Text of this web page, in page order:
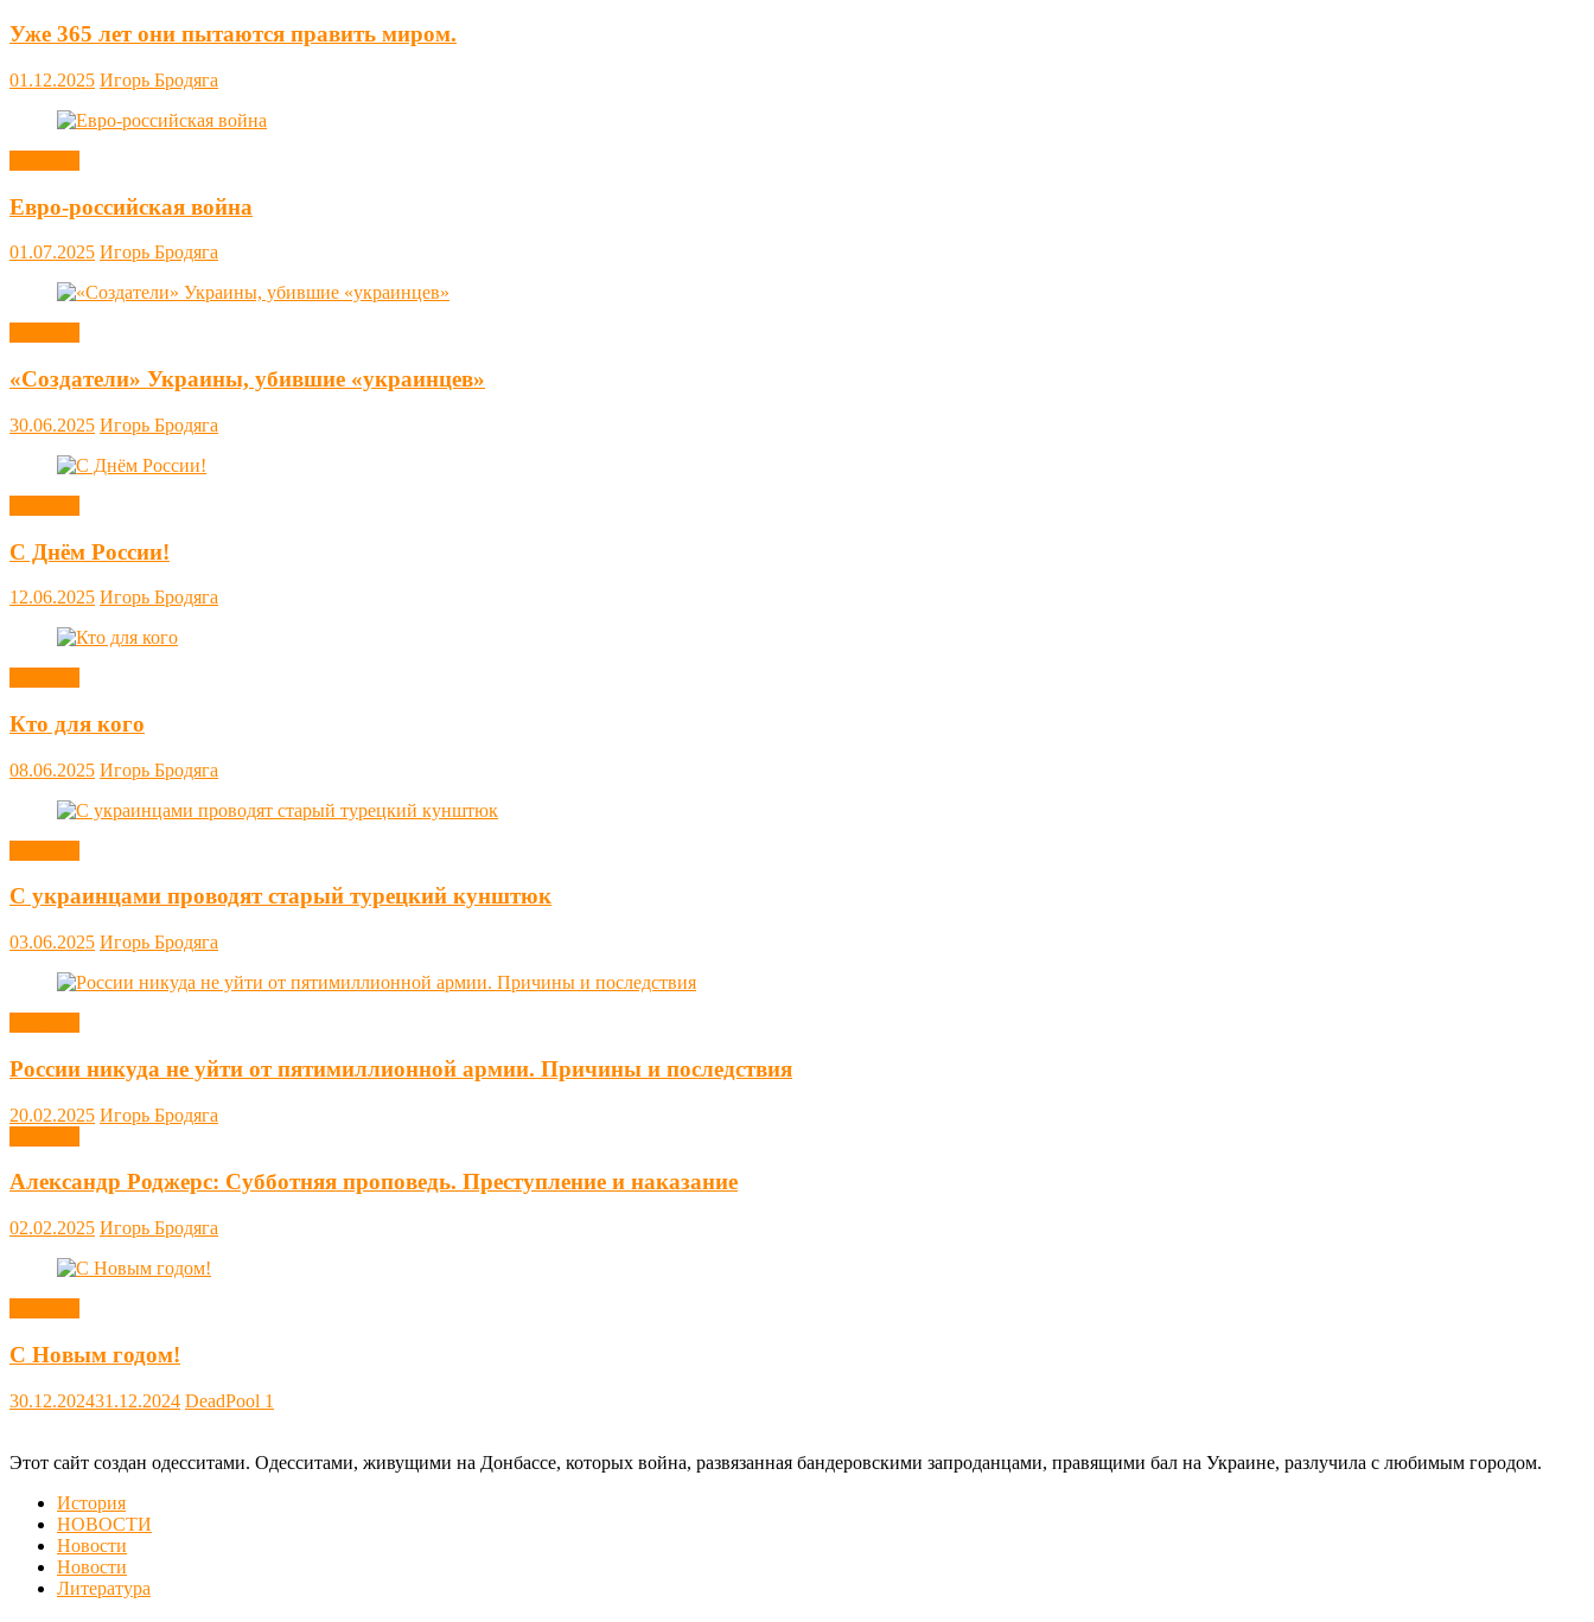
Уже 365 лет они пытаются править миром.
01.12.2025 Игорь Бродяга
Евро-российская война
01.07.2025 Игорь Бродяга
«Создатели» Украины, убившие «украинцев»
30.06.2025 Игорь Бродяга
С Днём России!
12.06.2025 Игорь Бродяга
Кто для кого
08.06.2025 Игорь Бродяга
С украинцами проводят старый турецкий кунштюк
03.06.2025 Игорь Бродяга
России никуда не уйти от пятимиллионной армии. Причины и последствия
20.02.2025 Игорь Бродяга
Александр Роджерс: Субботняя проповедь. Преступление и наказание
02.02.2025 Игорь Бродяга
С Новым годом!
30.12.202431.12.2024 DeadPool 1
Этот сайт создан одесситами. Одесситами, живущими на Донбассе, которых война, развязанная бандеровскими запроданцами, правящими бал на Украине, разлучила с любимым городом.
История
НОВОСТИ
Новости
Новости
Литература